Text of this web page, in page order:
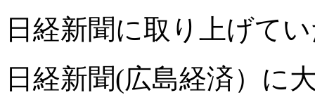
日経新聞に取り上げて
日経新聞(広島経済）に